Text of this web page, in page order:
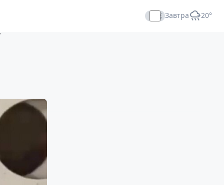
Завтра +20°